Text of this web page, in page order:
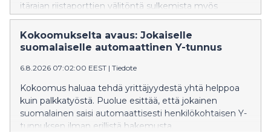
itärajan riistaporttien välitöntä sulkemista myös
Pohjois-Karjalassa. Ylen mukaan riistaportit ovat
maakunnassa edelleen auki, vaikka Kaakkois-
Suomessa ne suljettiin viime viikolla afrikkalaisen
Kokoomukselta avaus: Jokaiselle
suomalaiselle automaattinen Y-tunnus
6.8.2026 07:02:00 EEST | Tiedote
Kokoomus haluaa tehdä yrittäjyydestä yhtä helppoa
kuin palkkatyöstä. Puolue esittää, että jokainen
suomalainen saisi automaattisesti henkilökohtaisen Y-
tunnuksen ilman erillistä hakemusta.